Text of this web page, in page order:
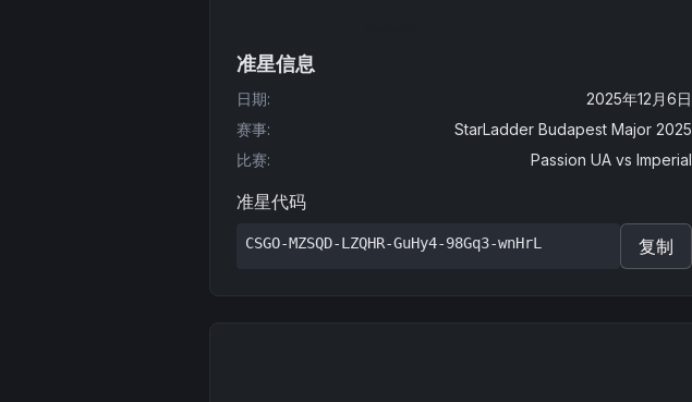
准星信息
日期:
2025年12月6日
赛事:
StarLadder Budapest Major 2025
比赛: Passion UA vs Imperial
准星代码
CSGO-MZSQD-LZQHR-GuHy4-98Gq3-wnHrL 复制